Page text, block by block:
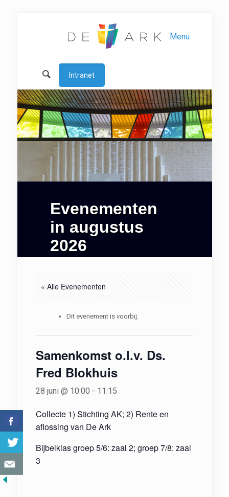
Menu
Intranet
Evenementen
in augustus
2026
« Alle Evenementen
Dit evenement is voorbij.
Samenkomst o.l.v. Ds.
Fred Blokhuis
28 juni @ 10:00 - 11:15
Collecte 1) Stichting AK; 2) Rente en
aflossing van De Ark
Bijbelklas groep 5/6: zaal 2; groep 7/8: zaal
3